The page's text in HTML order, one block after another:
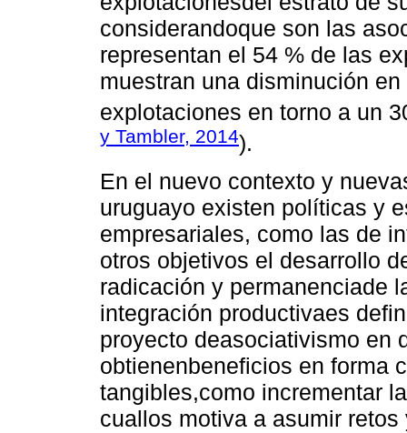
considerandoque son las
representan el 54 % de las
muestran una disminución
explotaciones en torno a un
y Tambler, 2014).
En el nuevo contexto y
uruguayo existen políticas y
empresariales, como las de
otros objetivos el desarrollo
radicación y permanenciade
integración productivaes
proyecto deasociativismo en
obtienenbeneficios en forma
tangibles,como incrementar
cuallos motiva a asumir